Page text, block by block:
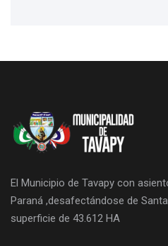
El Municipio de Tavapy con
Paraná ,desafectándose de
superficie de 43.612 HA